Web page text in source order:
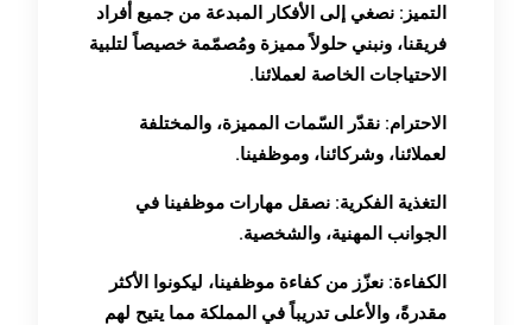
التميز: نصغي إلى الأفكار المبدعة من جميع أفراد
فريقنا، ونبني حلولاً مميزة ومُصمّمة خصيصاً لتلبية
الاحتياجات الخاصة لعملائنا.
الاحترام: نقدّر السّمات المميزة، والمختلفة
لعملائنا، وشركائنا، وموظفينا.
التغذية الفكرية: نصقل مهارات موظفينا في
الجوانب المهنية، والشخصية.
الكفاءة: نعزّز من كفاءة موظفينا، ليكونوا الأكثر
مقدرةً، والأعلى تدريباً في المملكة مما يتيح لهم